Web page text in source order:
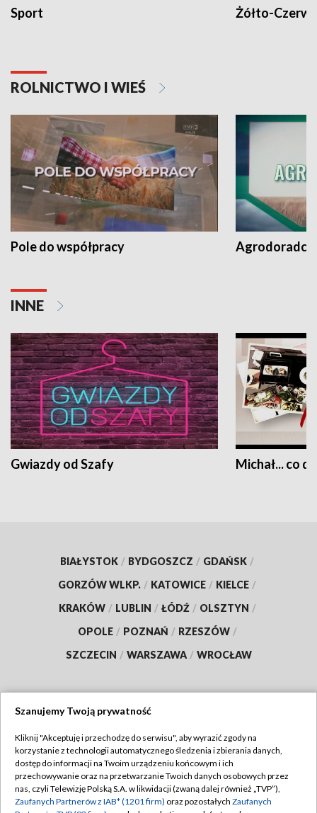
Sport Żółto-
ROLNICTWO I WIEŚ
Pole do współpracy Agrodoradcy
INNE
Gwiazdy od Szafy Michał... co
BIAŁYSTOK / BYDGOSZCZ / GDAŃSK /
GORZÓW WLKP. / KATOWICE / KIELCE /
KRAKÓW / LUBLIN / ŁÓDŹ / OLSZTYN /
OPOLE / POZNAŃ / RZESZÓW /
SZCZECIN / WARSZAWA / WROCŁAW
TVP
Abonament TVP
Emisja w TVP
Regulamin TVP
Polityka prywatności
Szanujemy Twoją prywatność
Kliknij "Akceptuję i przechodzę do serwisu", aby wyrazić zgody na
korzystanie z technologii automatycznego śledzenia i zbierania danych,
dostęp do informacji na Twoim urządzeniu końcowym i ich
przechowywanie oraz na przetwarzanie Twoich danych osobowych przez
nas, czyli Telewizję Polską S.A. w likwidacji (zwaną dalej również „TVP”),
Zaufanych Partnerów z IAB* (1201 firm) oraz pozostałych Zaufanych